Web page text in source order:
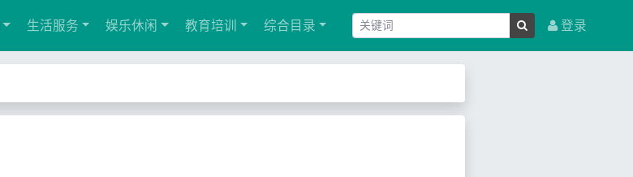
生活服务 娱乐休闲 教育培训 综合目录 登录